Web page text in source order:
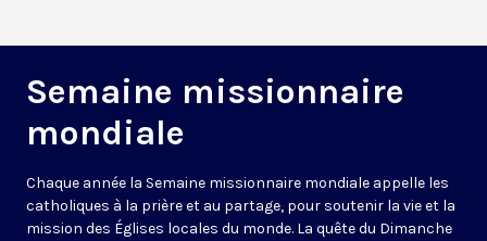
Semaine missionnaire
mondiale
Chaque année la Semaine missionnaire mondiale appelle les
catholiques à la prière et au partage, pour soutenir la vie et la
mission des Églises locales du monde. La quête du Dimanche